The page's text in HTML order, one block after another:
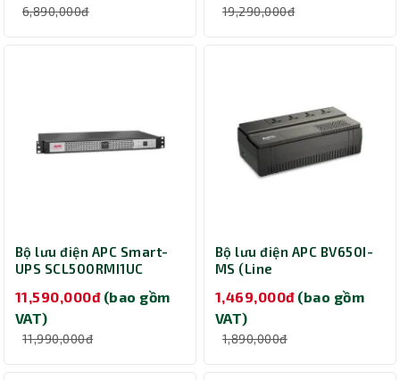
6,890,000đ 19,290,000đ
Bộ lưu điện APC Smart-
UPS SCL500RMI1UC
11,590,000đ (bao gồm
VAT)
11,990,000đ
Bộ lưu điện APC BV650I-
MS (Line
1,469,000đ (bao gồm
VAT)
1,890,000đ